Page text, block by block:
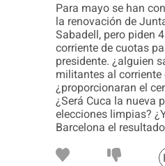
Para mayo se han
la renovación de
Sabadell, pero piden
corriente de cuotas
presidente. ¿alguien
militantes al corriente
¿proporcionaran el
¿Será Cuca la nueva
elecciones limpias?
Barcelona el